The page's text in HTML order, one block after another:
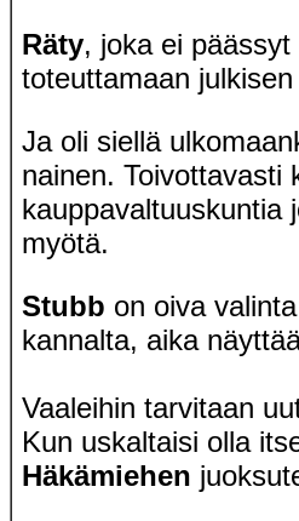
Räty, joka ei
toteuttamaan
Ja oli siellä
nainen. Toivottavasti
kauppavaltuuskuntia
myötä.
Stubb on oiva
kannalta, aika
Vaaleihin tarvitaan
Kun uskaltaisi olla
Häkämiehen